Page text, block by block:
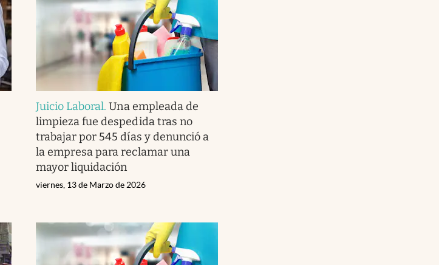
Juicio Laboral.Una empleada de
limpieza fue despedida tras no
trabajar por 545 días y denunció a
la empresa para reclamar una
mayor liquidación
viernes, 13 de Marzo de 2026